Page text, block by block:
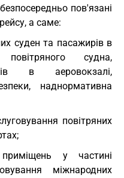
пов'язані
а саме:
суден та пасажирів в
повітряного судна,
в аеровокзалі,
наднормативна
повітряних
у частині
міжнародних